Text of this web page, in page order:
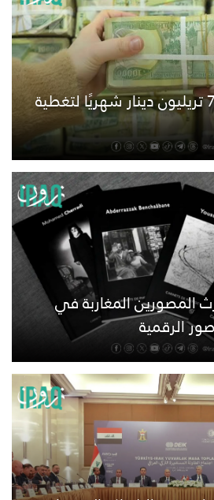
الحكومة تحتاج 7.8 تريليون دينار شهريًا لتغطية
المصورين المغاربة في
الرقمية